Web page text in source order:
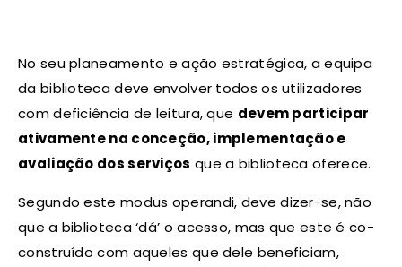
No seu planeamento e ação estratégica, a equipa
da biblioteca deve envolver todos os utilizadores
com deficiência de leitura, que devem participar
ativamente na conceção, implementação e
avaliação dos serviços que a biblioteca oferece.
Segundo este modus operandi, deve dizer-se, não
que a biblioteca ‘dá’ o acesso, mas que este é co-
construído com aqueles que dele beneficiam,